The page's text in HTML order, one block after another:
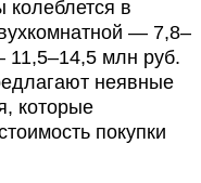
колеблется в
— 7,8–
11,5–14,5 млн руб.
неявные
которые
покупки